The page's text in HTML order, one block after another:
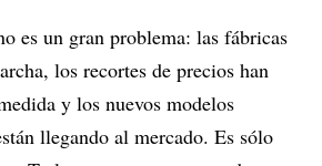
es un gran problema: las fábricas
los recortes de precios han
y los nuevos modelos
llegando al mercado. Es sólo